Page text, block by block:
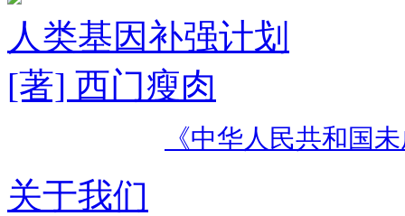
人类基因补强计划
[著] 西门瘦肉
《中华人民共和国
关于我们